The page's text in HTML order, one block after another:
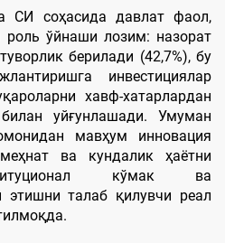
СИ соҳасида давлат фаол,
роль ўйнаши лозим: назорат
берилади (42,7%), бу
инвестициялар
хавф-хатарлардан
уйғунлашади. Умуман
мавҳум инновация
ва кундалик ҳаётни
кўмак ва
этишни талаб қилувчи реал